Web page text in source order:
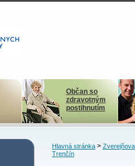
Občan so
zdravotným
postihnutím
Hlavná stránka>
Trenčín